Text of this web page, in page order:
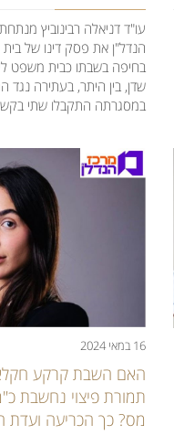
עו"ד דניאלה רבינוביץ
הנדל"ן את פסק דינו של
בחיפה בשבתו כבית משפט
שדן, בין היתר, בעתירה
במסגרתה התקבלו שתי
16 במאי 2024
האם השבת קרקע
תמורת פיצוי נחשבת
מס? כך הכריעה ועדת